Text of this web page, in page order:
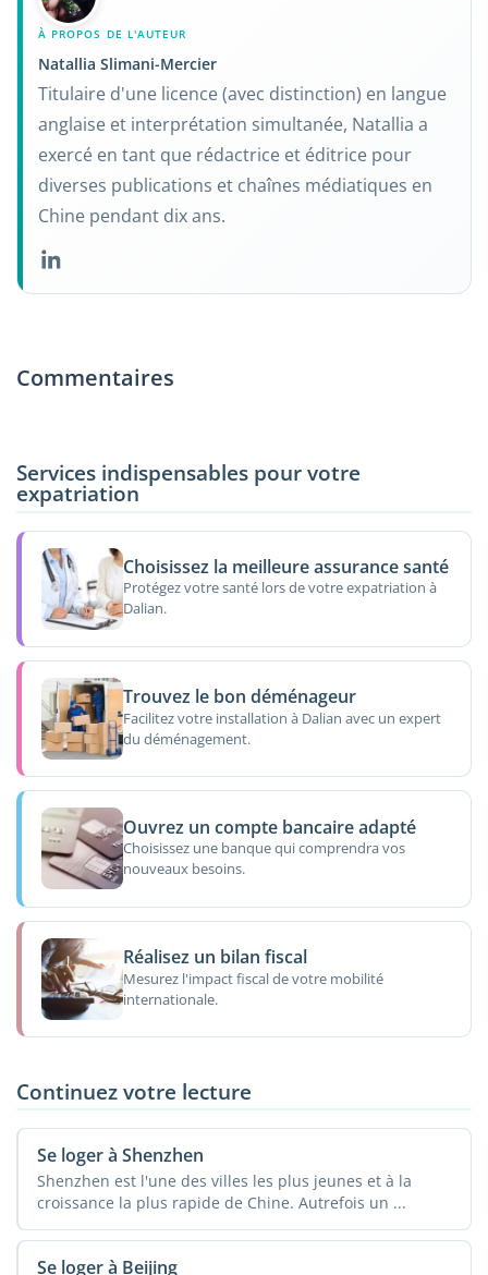
À PROPOS DE L'AUTEUR
Natallia Slimani-Mercier
Titulaire d'une licence (avec distinction) en langue
anglaise et interprétation simultanée, Natallia a
exercé en tant que rédactrice et éditrice pour
diverses publications et chaînes médiatiques en
Chine pendant dix ans.
Commentaires
Services indispensables pour votre
expatriation
Choisissez la meilleure assurance santé
Protégez votre santé lors de votre expatriation à
Dalian.
Trouvez le bon déménageur
Facilitez votre installation à Dalian avec un expert
du déménagement.
Ouvrez un compte bancaire adapté
Choisissez une banque qui comprendra vos
nouveaux besoins.
Réalisez un bilan fiscal
Mesurez l'impact fiscal de votre mobilité
internationale.
Continuez votre lecture
Se loger à Shenzhen
Shenzhen est l'une des villes les plus jeunes et à la
croissance la plus rapide de Chine. Autrefois un ...
Se loger à Beijing